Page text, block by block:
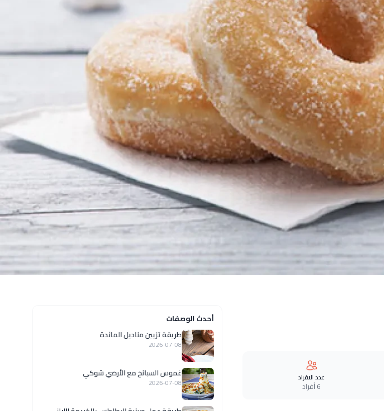
عدد الافراد
6 أفراد
أحدث الوصفات
طريقة تزيين مناديل المائدة
2026-07-08
غموس السبانخ مع الأرضي شوكي
2026-07-08